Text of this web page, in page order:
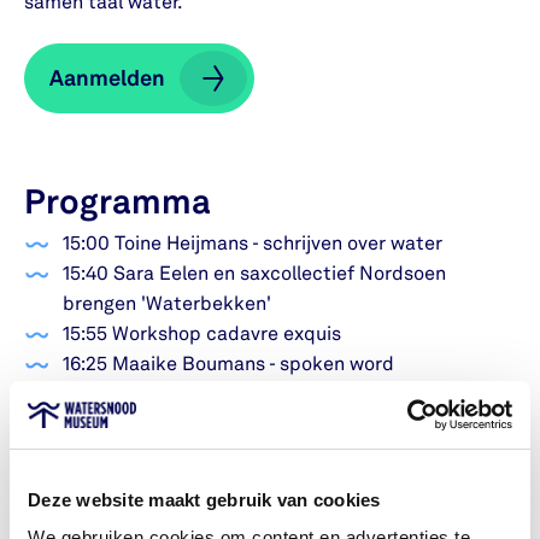
Deze website maakt gebruik van cookies
samen taal water.
Aanmelden
Aanmelden
Programma
15:00 Toine Heijmans - schrijven over water
15:40 Sara Eelen en saxcollectief Nordsoen
brengen 'Waterbekken'
15:55 Workshop cadavre exquis
16:25 Maaike Boumans - spoken word
Randprogramma
10:00 - 17:00 gedichten door het museum —